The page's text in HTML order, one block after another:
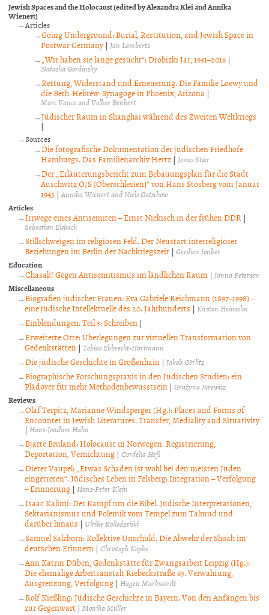
Jewish Spaces and the Holocaust (edited by Alexandra Klei and Annika
Wienert)
Articles
Going Underground: Burial, Restitution, and Jewish Space in
Postwar Germany| Jan Lambertz
„Wir haben sie lange gesucht“: Drobizki Jar, 1941–2016 |
Natasha Gordinsky
Rettung, Widerstand und Erneuerung. Die Familie Loewy und
die Beth-Hebrew-Synagoge in Phoenix, Arizona |
Marc Vance and Volker Benkert
Jüdischer Raum in Shanghai während des Zweiten Weltkriegs
|
Sources
Die fotografische Dokumentation der jüdischen Friedhöfe
Hamburgs. Das Familienarchiv Hertz | Jonas Stier
Der „Erläuterungsbericht zum Bebauungsplan für die Stadt
Auschwitz O/S [Oberschlesien]“ von Hans Stosberg vom Januar
1943 |Annika Wienert and Niels Gutschow
Articles
Irrwege eines Antisemiten – Ernst Niekisch in der frühen DDR |
Sebastian Elsbach
Stillschweigen im religiösen Feld. Der Neustart interreligiöser
Beziehungen im Berlin der Nachkriegszeit | Gerdien Jonker
Education
Chasak! Gegen Antisemitismus im ländlichen Raum | Janna Petersen
Miscellaneous
Biografien jüdischer Frauen: Eva Gabriele Reichmann (1897–1998) –
eine jüdische Intellektuelle des 20. Jahrhunderts | Kirsten Heinsohn
Einblendungen. Teil 3: Schreiben |
Erweiterte Orte: Überlegungen zur virtuellen Transformation von
Gedenkstätten | Tobias Ebbrecht-Hartmann
Die jüdische Geschichte in Großenhain | Jakob Görlitz
Biographische Forschungspraxis in den Jüdischen Studien: ein
Plädoyer für mehr Methodenbewusstsein | Grażyna Jurewicz
Reviews
Olaf Terpitz, Marianne Windsperger (Hg.): Places and Forms of
Encounter in Jewish Literatures. Transfer, Mediality and Situativity
| Hans-Joachim Hahn
Bjarte Bruland: Holocaust in Norwegen. Registrierung,
Deportation, Vernichtung | Cordelia Heß
Dieter Vaupel: „Etwas Schaden ist wohl bei den meisten Juden
eingetreten“. Jüdisches Leben in Felsberg: Integration – Verfolgung
– Erinnerung | Hans-Peter Klein
Isaac Kalimi: Der Kampf um die Bibel. Jüdische Interpretationen,
Sektarianismus und Polemik vom Tempel zum Talmud und
darüber hinaus | Ulrike Kollodzeiski
Samuel Salzborn: Kollektive Unschuld. Die Abwehr der Shoah im
deutschen Erinnern | Christoph Kopke
Ann Katrin Düben, Gedenkstätte für Zwangsarbeit Leipzig (Hg.):
Die ehemalige Arbeitsanstalt Riebeckstraße 63. Verwahrung,
Ausgrenzung, Verfolgung | Hagen Markwardt
Rolf Kießling: Jüdische Geschichte in Bayern. Von den Anfängen bis
zur Gegenwart | Monika Müller